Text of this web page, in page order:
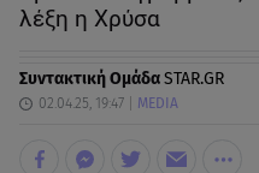
λέξη η Χρύσα
Συντακτική ΟμάδαSTAR.GR
02.04.25, 19:47 MEDIA